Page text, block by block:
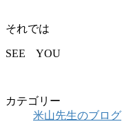
それでは
SEE YOU
カテゴリー
米山先生のブログ